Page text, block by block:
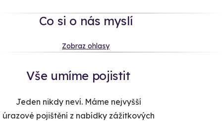
Co si o nás myslí
Zobraz ohlasy
Vše umíme pojistit
Jeden nikdy neví. Máme nejvyšší
úrazové pojištění z nabídky zážitkových